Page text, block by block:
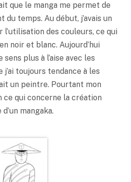
que le manga me permet de
du temps. Au début, j’avais un
l’utilisation des couleurs, ce qui
noir et blanc. Aujourd’hui
plus à l’aise avec les
j’ai toujours tendance à les
un peintre. Pourtant mon
ce qui concerne la création
mangaka.